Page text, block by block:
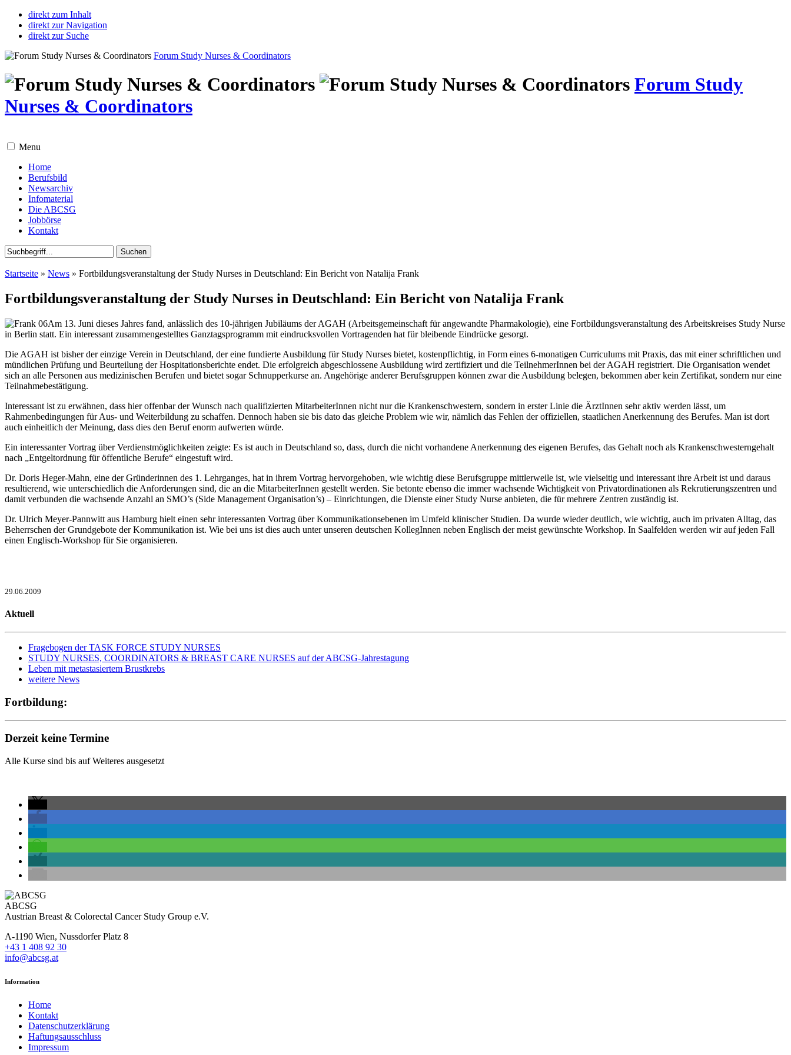
direkt zum Inhalt
direkt zur Navigation
direkt zur Suche
Forum Study Nurses & Coordinators
Forum Study
Nurses & Coordinators
Menu
Home
Berufsbild
Newsarchiv
Infomaterial
Die ABCSG
Jobbörse
Kontakt
Startseite » News » Fortbildungsveranstaltung der Study Nurses in Deutschland: Ein Bericht von Natalija Frank
Fortbildungsveranstaltung der Study Nurses in Deutschland: Ein Bericht von Natalija Frank
Am 13. Juni dieses Jahres fand, anlässlich des 10-jährigen Jubiläums der AGAH (Arbeitsgemeinschaft für angewandte Pharmakologie), eine Fortbildungsveranstaltung des Arbeitskreises Study Nurse
in Berlin statt. Ein interessant zusammengestelltes Ganztagsprogramm mit eindrucksvollen Vortragenden hat für bleibende Eindrücke gesorgt.
Die AGAH ist bisher der einzige Verein in Deutschland, der eine fundierte Ausbildung für Study Nurses bietet, kostenpflichtig, in Form eines 6-monatigen Curriculums mit Praxis, das mit einer schriftlichen und
mündlichen Prüfung und Beurteilung der Hospitationsberichte endet. Die erfolgreich abgeschlossene Ausbildung wird zertifiziert und die TeilnehmerInnen bei der AGAH registriert. Die Organisation wendet
sich an alle Personen aus medizinischen Berufen und bietet sogar Schnupperkurse an. Angehörige anderer Berufsgruppen können zwar die Ausbildung belegen, bekommen aber kein Zertifikat, sondern nur eine
Teilnahmebestätigung.
Interessant ist zu erwähnen, dass hier offenbar der Wunsch nach qualifizierten MitarbeiterInnen nicht nur die Krankenschwestern, sondern in erster Linie die ÄrztInnen sehr aktiv werden lässt, um
Rahmenbedingungen für Aus- und Weiterbildung zu schaffen. Dennoch haben sie bis dato das gleiche Problem wie wir, nämlich das Fehlen der offiziellen, staatlichen Anerkennung des Berufes. Man ist dort
auch einheitlich der Meinung, dass dies den Beruf enorm aufwerten würde.
Ein interessanter Vortrag über Verdienstmöglichkeiten zeigte: Es ist auch in Deutschland so, dass, durch die nicht vorhandene Anerkennung des eigenen Berufes, das Gehalt noch als Krankenschwesterngehalt
nach „Entgeltordnung für öffentliche Berufe“ eingestuft wird.
Dr. Doris Heger-Mahn, eine der Gründerinnen des 1. Lehrganges, hat in ihrem Vortrag hervorgehoben, wie wichtig diese Berufsgruppe mittlerweile ist, wie vielseitig und interessant ihre Arbeit ist und daraus
resultierend, wie unterschiedlich die Anforderungen sind, die an die MitarbeiterInnen gestellt werden. Sie betonte ebenso die immer wachsende Wichtigkeit von Privatordinationen als Rekrutierungszentren und
damit verbunden die wachsende Anzahl an SMO’s (Side Management Organisation’s) – Einrichtungen, die Dienste einer Study Nurse anbieten, die für mehrere Zentren zuständig ist.
Dr. Ulrich Meyer-Pannwitt aus Hamburg hielt einen sehr interessanten Vortrag über Kommunikationsebenen im Umfeld klinischer Studien. Da wurde wieder deutlich, wie wichtig, auch im privaten Alltag, das
Beherrschen der Grundgebote der Kommunikation ist. Wie bei uns ist dies auch unter unseren deutschen KollegInnen neben Englisch der meist gewünschte Workshop. In Saalfelden werden wir auf jeden Fall
einen Englisch-Workshop für Sie organisieren.
29.06.2009
Aktuell
Fragebogen der TASK FORCE STUDY NURSES
STUDY NURSES, COORDINATORS & BREAST CARE NURSES auf der ABCSG-Jahrestagung
Leben mit metastasiertem Brustkrebs
weitere News
Fortbildung:
Derzeit keine Termine
Alle Kurse sind bis auf Weiteres ausgesetzt
ABCSG
Austrian Breast & Colorectal Cancer Study Group e.V.
A-1190 Wien, Nussdorfer Platz 8
+43 1 408 92 30
info@abcsg.at
Information
Home
Kontakt
Datenschutzerklärung
Haftungsausschluss
Impressum